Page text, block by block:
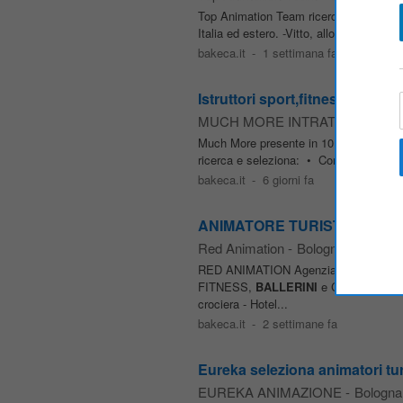
Top Animation Team ricerca e
Italia ed estero. -Vitto, alloggio,
bakeca.it - 1 settimana fa
Istruttori sport,fitness e
MUCH MORE
Much More presente in 10 regioni
ricerca e seleziona: • Coreografi e
bakeca.it - 6 giorni fa
ANIMATORE TURISTICO -
Red Animation - Bologna
RED ANIMATION Agenzia di
FITNESS, BALLERINI e
crociera - Hotel...
bakeca.it - 2 settimane fa
Eureka seleziona animatori
EUREKA ANIMAZIONE - Bologna